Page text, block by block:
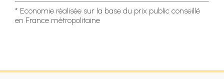
* Economie réalisée sur la base du prix public conseillé
en France métropolitaine